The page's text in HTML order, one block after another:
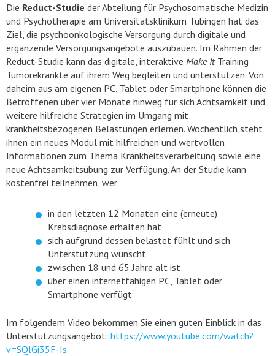
Die Reduct-Studie der Abteilung für Psychosomatische Medizin
und Psychotherapie am Universitätsklinikum Tübingen hat das
Ziel, die psychoonkologische Versorgung durch digitale und
ergänzende Versorgungsangebote auszubauen. Im Rahmen der
Reduct-Studie kann das digitale, interaktive Make ItTraining
Tumorekrankte auf ihrem Weg begleiten und unterstützen. Von
daheim aus am eigenen PC, Tablet oder Smartphone können die
Betroffenen über vier Monate hinweg für sich Achtsamkeit und
weitere hilfreiche Strategien im Umgang mit
krankheitsbezogenen Belastungen erlernen. Wöchentlich steht
ihnen ein neues Modul mit hilfreichen und wertvollen
Informationen zum Thema Krankheitsverarbeitung sowie eine
neue Achtsamkeitsübung zur Verfügung. An der Studie kann
kostenfrei teilnehmen, wer
in den letzten 12 Monaten eine (erneute)
Krebsdiagnose erhalten hat
sich aufgrund dessen belastet fühlt und sich
Unterstützung wünscht
zwischen 18 und 65 Jahre alt ist
über einen internetfähigen PC, Tablet oder
Smartphone verfügt
Im folgendem Video bekommen Sie einen guten Einblick in das
Unterstützungsangebot: https://www.youtube.com/watch?
v=SQlGi35F-Is